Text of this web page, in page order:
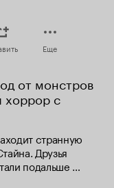
Еще
от монстров
хоррор с
странную
Друзья
подальше
монстры